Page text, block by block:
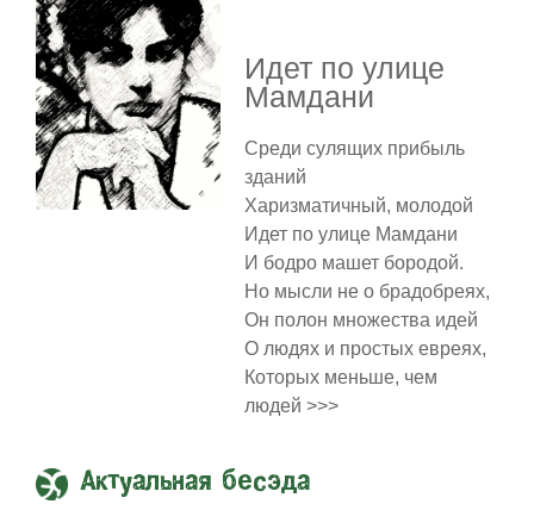
Идет по улице
Мамдани
Среди сулящих прибыль
зданий
Харизматичный, молодой
Идет по улице Мамдани
И бодро машет бородой.
Но мысли не о брадобреях,
Он полон множества идей
О людях и простых евреях,
Которых меньше, чем
людей >>>
Актуальная бесэда